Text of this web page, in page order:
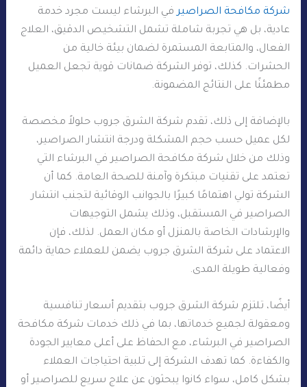
شركة مكافحة الصراصيرفي البرشاء ليست مجرد خدمة
عادية، بل هي تجربة شاملة تشمل التشخيص الدقيق، العلاج
الفعال، والمتابعة المستمرة لضمان بيئة خالية من
الحشرات. كذلك، توفر الشركة ضمانات قوية تجعل العميل
مطمئنًا على النتائج المضمونة.
بالإضافة إلى ذلك، تقدم شركة الشرق جروب حلولاً مخصصة
لكل عميل حسب حجم المشكلة ودرجة انتشار الصراصير،
وذلك من خلال شركة مكافحة الصراصير في البرشاء التي
تعتمد على تقنيات مبتكرة وآمنة للصحة العامة. كما أن
الشركة تولي اهتمامًا كبيرًا بالجوانب الوقائية لتجنب انتشار
الصراصير في المستقبل، وذلك يشمل التوجيهات
والإرشادات الخاصة بالمنزل أو مكان العمل. لذلك، فإن
الاعتماد على شركة الشرق جروب يضمن للعملاء حماية دائمة
وفعالية طويلة المدى.
أيضًا، تلتزم شركة الشرق جروب بتقديم أسعار تنافسية
ومعقولة لجميع خدماتها، بما في ذلك خدمات شركة مكافحة
الصراصير في البرشاء، مع الحفاظ على أعلى معايير الجودة
والكفاءة. كما تهدف الشركة إلى تلبية احتياجات العملاء
بشكل كامل، سواء كانوا يبحثون عن علاج سريع للصراصير أو